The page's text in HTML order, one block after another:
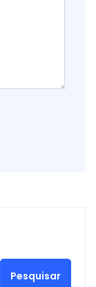
Pesquisar